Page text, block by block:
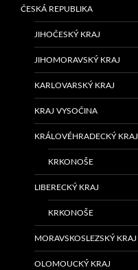
ČESKÁ REPUBLIKA
JIHOČESKÝ KRAJ
JIHOMORAVSKÝ KRAJ
KARLOVARSKÝ KRAJ
KRAJ VYSOČINA
KRÁLOVÉHRADECKÝ KRAJ
KRKONOŠE
LIBERECKÝ KRAJ
KRKONOŠE
MORAVSKOSLEZSKÝ KRAJ
OLOMOUCKÝ KRAJ